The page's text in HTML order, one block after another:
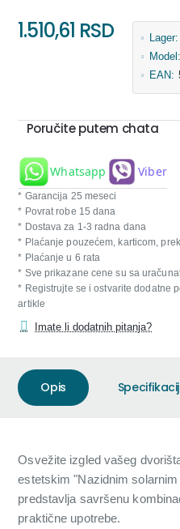
1.510,61 RSD Lager:
Model:
EAN:
Poručite putem chata
Whatsapp Viber
* Garancija 25 meseci
* Povrat robe 15 dana
* Dostava za 1-3 radna dana
* Plaćanje pouzećem, karticom,
* Plaćanje u 6 rata
* Sve prikazane cene su sa
* Registrujte se i ostvarite dodatne
artikle
Imate li dodatnih pitanja?
Opis
Osvežite izgled vašeg
estetskim "Nazidnim
predstavlja savršenu
praktične upotrebe.